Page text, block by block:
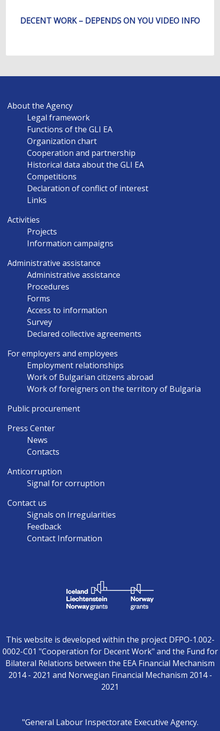
DECENT WORK – DEPENDS ON YOU VIDEO INFO
NAVIGATION
About the Agency
Legal framework
Functions of the GLI EA
Organization chart
Cooperation and partnership
Historical data about the GLI EA
Competitions
Declaration of conflict of interest
Links
Activities
Projects
Information campaigns
Administrative assistance
Administrative assistance
Procedures
Forms
Access to information
Survey
Declared collective agreements
For employers and employees
Employment relationships
Work of Bulgarian citizens abroad
Work of foreigners on the territory of Bulgaria
Public procurement
Press Center
News
Contacts
Anticorruption
Signal for corruption
Contact us
Signals on Irregularities
Feedback
Contact Information
This website is developed within the project DFPO-1.002-
0002-C01 "Cooperation for Decent Work" and the Fund for
Bilateral Relations between the EEA Financial Mechanism
2014 - 2021 and Norwegian Financial Mechanism 2014 -
2021
"General Labour Inspectorate Executive Agency.